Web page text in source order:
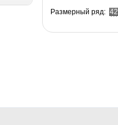
Размерный ряд: 42